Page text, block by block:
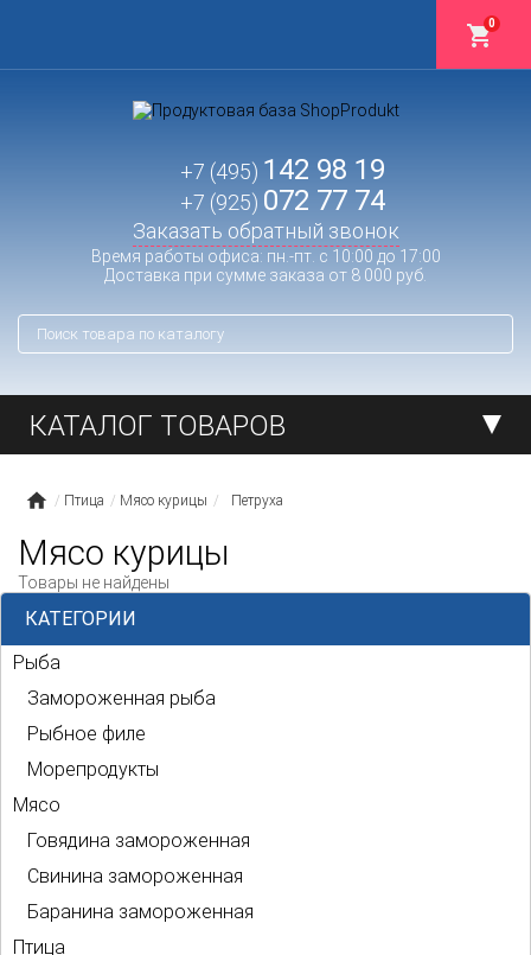
0
+7 (495) 142 98 19
+7 (925) 072 77 74
Заказать обратный звонок
Время работы офиса: пн.-пт. с 10:00 до 17:00
Доставка при сумме заказа от 8 000 руб.
КАТАЛОГ ТОВАРОВ
Птица Мясо курицы Петруха
Мясо курицы
Товары не найдены
КАТЕГОРИИ
Рыба
Замороженная рыба
Рыбное филе
Морепродукты
Мясо
Говядина замороженная
Свинина замороженная
Баранина замороженная
Птица